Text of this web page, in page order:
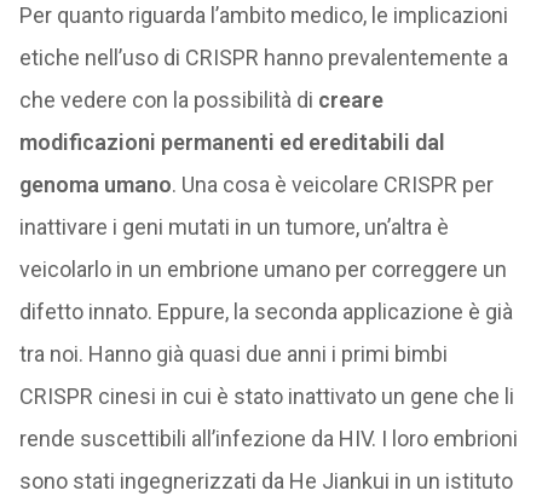
Per quanto riguarda l’ambito medico, le implicazioni
etiche nell’uso di CRISPR hanno prevalentemente a
che vedere con la possibilità di creare
modificazioni permanenti ed ereditabili dal
genoma umano. Una cosa è veicolare CRISPR per
inattivare i geni mutati in un tumore, un’altra è
veicolarlo in un embrione umano per correggere un
difetto innato. Eppure, la seconda applicazione è già
tra noi. Hanno già quasi due anni i primi bimbi
CRISPR cinesi in cui è stato inattivato un gene che li
rende suscettibili all’infezione da HIV. I loro embrioni
sono stati ingegnerizzati da He Jiankui in un istituto